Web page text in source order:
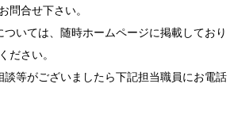
問合せ下さい。
ついては、随時ホームページに掲載しており
ださい。
談等がございましたら下記担当職員にお電話